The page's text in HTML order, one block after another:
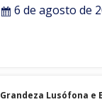
6 de agosto de
Grandeza Lusófona e